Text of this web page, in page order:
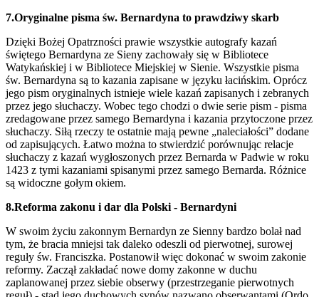
7.Oryginalne pisma św. Bernardyna to prawdziwy skarb
Dzięki Bożej Opatrzności prawie wszystkie autografy kazań
świętego Bernardyna ze Sieny zachowały się w Bibliotece
Watykańskiej i w Bibliotece Miejskiej w Sienie. Wszystkie pisma
św. Bernardyna są to kazania zapisane w języku łacińskim. Oprócz
jego pism oryginalnych istnieje wiele kazań zapisanych i zebranych
przez jego słuchaczy. Wobec tego chodzi o dwie serie pism - pisma
zredagowane przez samego Bernardyna i kazania przytoczone przez
słuchaczy. Siłą rzeczy te ostatnie mają pewne „naleciałości” dodane
od zapisujących. Łatwo można to stwierdzić porównując relacje
słuchaczy z kazań wygłoszonych przez Bernarda w Padwie w roku
1423 z tymi kazaniami spisanymi przez samego Bernarda. Różnice
są widoczne gołym okiem.
8.Reforma zakonu i dar dla Polski - Bernardyni
W swoim życiu zakonnym Bernardyn ze Sienny bardzo bolał nad
tym, że bracia mniejsi tak daleko odeszli od pierwotnej, surowej
reguły św. Franciszka. Postanowił więc dokonać w swoim zakonie
reformy. Zaczął zakładać nowe domy zakonne w duchu
zaplanowanej przez siebie obserwy (przestrzeganie pierwotnych